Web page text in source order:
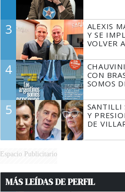
3
ALEXIS
Y SE
VOLVER
4
CON
SOMOS
5
SANTILLI
Y
DE
Espacio Publicitario
MÁS LEÍDAS DE PERFIL